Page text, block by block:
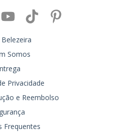
Somos
Privacidade
e Reembolso
Frequentes